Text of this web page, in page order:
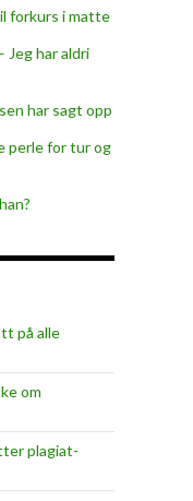
forkurs i matte
Jeg har aldri
har sagt opp
perle for tur og
på alle
om
plagiat-